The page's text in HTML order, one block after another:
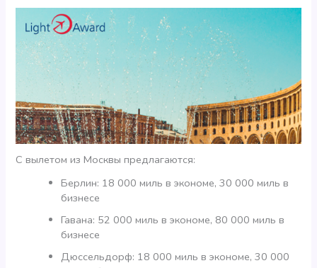
С вылетом из Москвы предлагаются:
Берлин: 18 000 миль в экономе, 30 000 миль в
бизнесе
Гавана: 52 000 миль в экономе, 80 000 миль в
бизнесе
Дюссельдорф: 18 000 миль в экономе, 30 000